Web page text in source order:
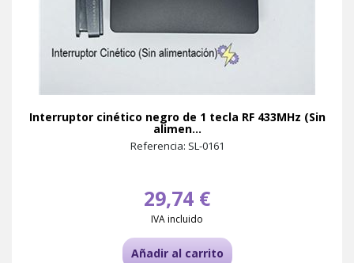
Interruptor cinético negro de 1 tecla RF 433MHz (Sin
alimen...
Referencia: SL-0161
29,74 €
IVA incluido
Añadir al carrito